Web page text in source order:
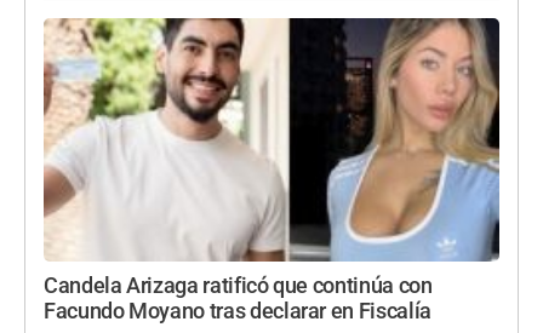
Candela Arizaga ratificó que continúa con
Facundo Moyano tras declarar en Fiscalía